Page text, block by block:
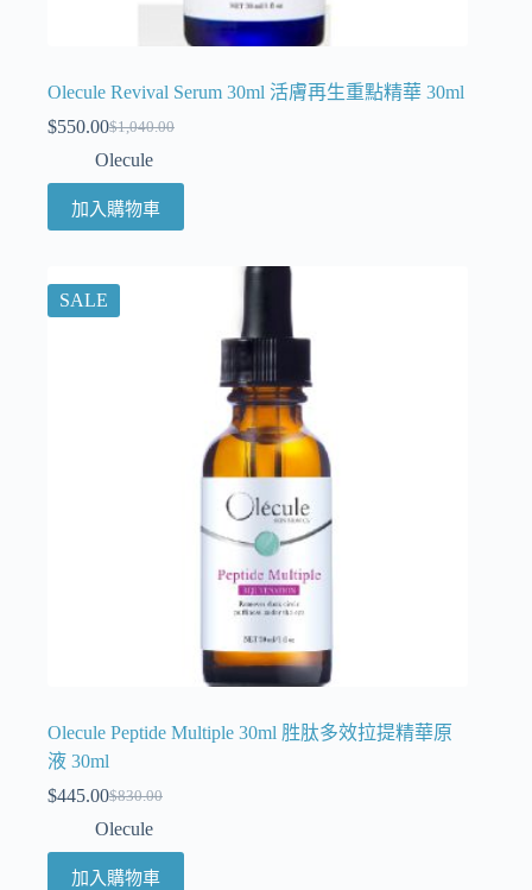
Olecule Revival Serum 30ml 活膚再生重點精華 30ml
$1,040.00
$550.00
Olecule
加入購物車
SALE
Olecule Peptide Multiple 30ml 胜肽多效拉提精華原
液 30ml
$830.00
$445.00
Olecule
加入購物車